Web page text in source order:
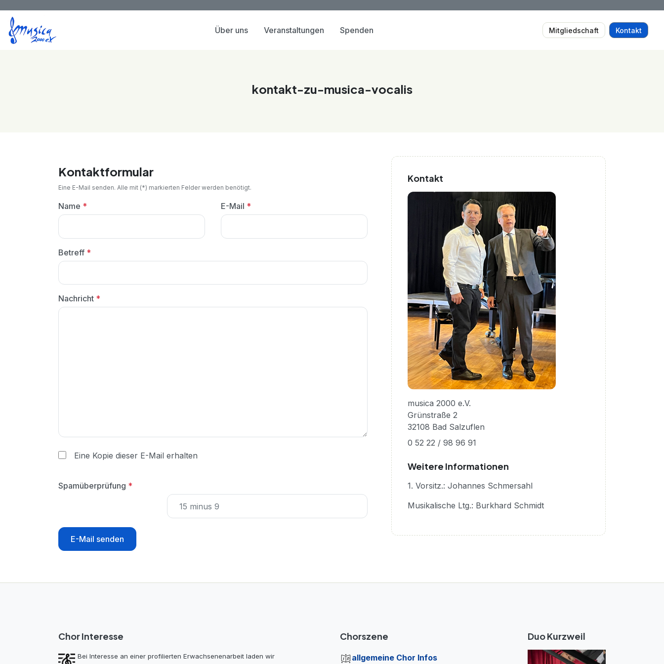
Über uns Veranstaltungen Spenden Mitgliedschaft Kontakt
kontakt-zu-musica-vocalis
Kontaktformular
Eine E-Mail senden. Alle mit (*) markierten Felder werden benötigt.
Name * E-Mail *
Betreff *
Nachricht *
Eine Kopie dieser E-Mail erhalten
Spamüberprüfung *
E-Mail senden
Kontakt
musica 2000 e.V.
Grünstraße 2
32108 Bad Salzuflen
0 52 22 / 98 96 91
Weitere Informationen
1. Vorsitz.: Johannes Schmersahl
Musikalische Ltg.: Burkhard Schmidt
Chor Interesse
Bei Interesse an einer pro­filierten Erwachs­en­enarbeit laden wir
Chorszene
allgemeine Chor Infos
Duo Kurzweil